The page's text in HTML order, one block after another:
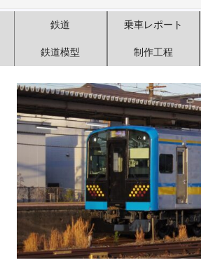
鉄道 乗車レポート
鉄道模型
制作工程